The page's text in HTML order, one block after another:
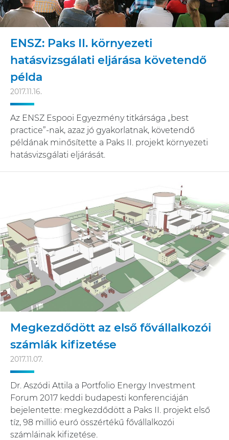
ENSZ: Paks II. környezeti
hatásvizsgálati eljárása követendő
példa
2017.11.16.
Az ENSZ Espooi Egyezmény titkársága „best
practice”-nak, azaz jó gyakorlatnak, követendő
példának minősítette a Paks II. projekt környezeti
hatásvizsgálati eljárását.
Megkezdődött az első fővállalkozói
számlák kifizetése
2017.11.07.
Dr. Aszódi Attila a Portfolio Energy Investment
Forum 2017 keddi budapesti konferenciáján
bejelentette: megkezdődött a Paks II. projekt első
tíz, 98 millió euró összértékű fővállalkozói
számláinak kifizetése.